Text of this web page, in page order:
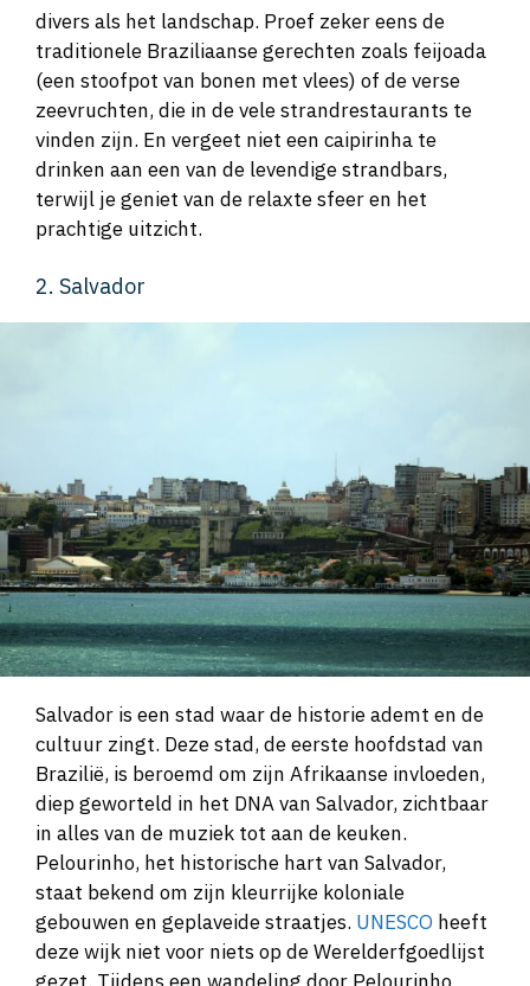
divers als het landschap. Proef zeker eens de
traditionele Braziliaanse gerechten zoals feijoada
(een stoofpot van bonen met vlees) of de verse
zeevruchten, die in de vele strandrestaurants te
vinden zijn. En vergeet niet een caipirinha te
drinken aan een van de levendige strandbars,
terwijl je geniet van de relaxte sfeer en het
prachtige uitzicht.
2. Salvador
Salvador is een stad waar de historie ademt en de
cultuur zingt. Deze stad, de eerste hoofdstad van
Brazilië, is beroemd om zijn Afrikaanse invloeden,
diep geworteld in het DNA van Salvador, zichtbaar
in alles van de muziek tot aan de keuken.
Pelourinho, het historische hart van Salvador,
staat bekend om zijn kleurrijke koloniale
gebouwen en geplaveide straatjes. UNESCO heeft
deze wijk niet voor niets op de Werelderfgoedlijst